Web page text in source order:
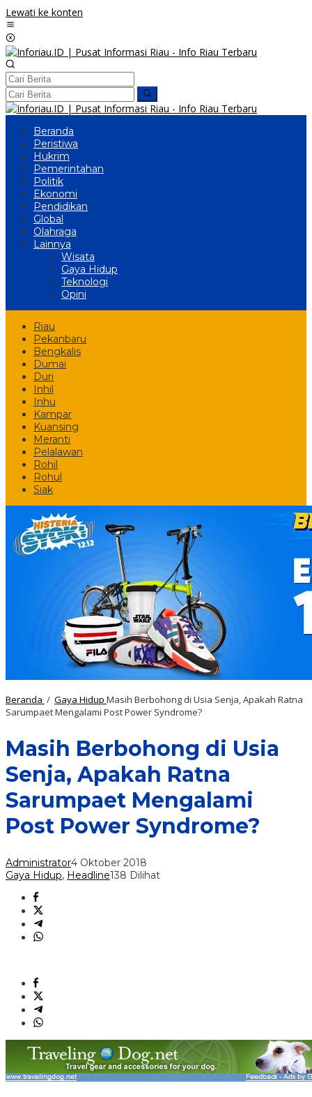
Lewati ke konten
Beranda
Peristiwa
Hukrim
Pemerintahan
Politik
Ekonomi
Pendidikan
Global
Olahraga
Lainnya
Wisata
Gaya Hidup
Teknologi
Opini
Riau
Pekanbaru
Bengkalis
Dumai
Duri
Inhil
Inhu
Kampar
Kuansing
Meranti
Pelalawan
Rohil
Rohul
Siak
Beranda / Gaya Hidup Masih Berbohong di Usia Senja, Apakah Ratna
Sarumpaet Mengalami Post Power Syndrome?
Masih Berbohong di Usia
Senja, Apakah Ratna
Sarumpaet Mengalami
Post Power Syndrome?
Administrator4 Oktober 2018
Gaya Hidup, Headline138 Dilihat